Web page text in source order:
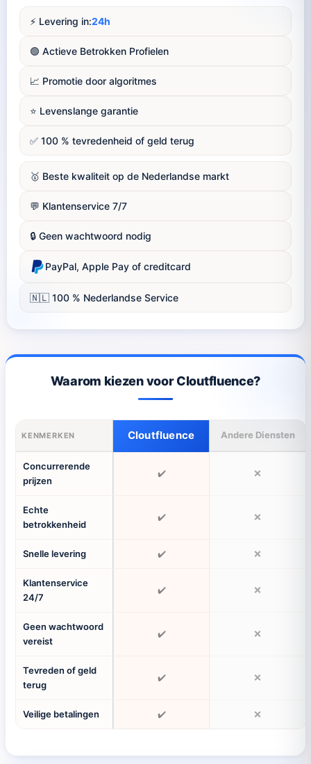
⚡️ Levering in:24h
🟢 Actieve Betrokken Profielen
📈 Promotie door algoritmes
⭐️ Levenslange garantie
✅ 100 % tevredenheid of geld terug
🥇 Beste kwaliteit op de Nederlandse markt
💬 Klantenservice 7/7
🔒 Geen wachtwoord nodig
PayPal, Apple Pay of creditcard
🇳🇱 100 % Nederlandse Service
Waarom kiezen voor Cloutfluence?
KENMERKEN Cloutfluence Andere Diensten
Concurrerende
prijzen
✔️ ❌
Echte
betrokkenheid
✔️ ❌
Snelle levering ✔️ ❌
Klantenservice
24/7
✔️ ❌
Geen wachtwoord
vereist
✔️ ❌
Tevreden of geld
terug
✔️ ❌
Veilige betalingen ✔️ ❌